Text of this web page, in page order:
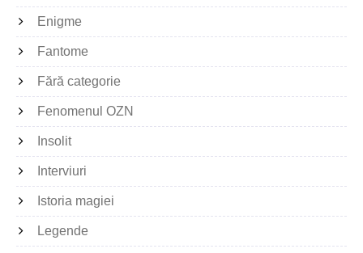
Enigme
Fantome
Fără categorie
Fenomenul OZN
Insolit
Interviuri
Istoria magiei
Legende